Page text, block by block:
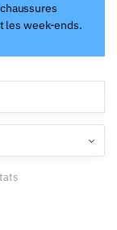
les week-ends.